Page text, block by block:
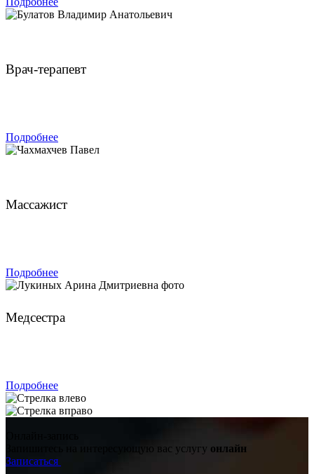
Врач-терапевт
Подробнее
Массажист
Подробнее
Медсестра
Подробнее
Запишитесь на интересующую вас услугу онлайн
Записаться